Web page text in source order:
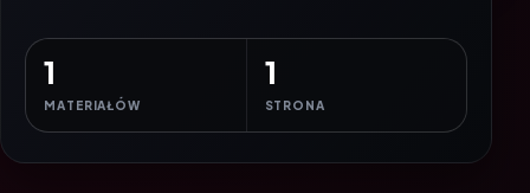
1
MATERIAŁÓW
1
STRONA